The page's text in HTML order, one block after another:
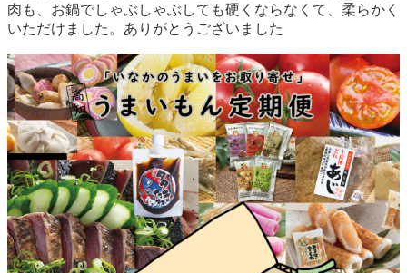
肉も、お鍋でしゃぶしゃぶしても硬くならなくて、柔らかく
いただけました。ありがとうございました